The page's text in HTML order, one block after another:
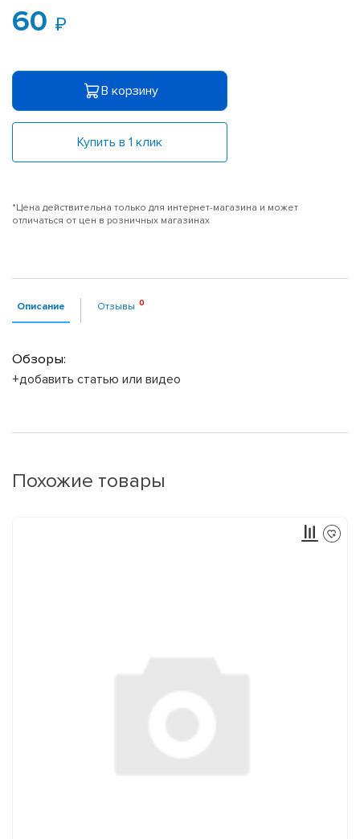
60
В корзину
Купить в 1 клик
*Цена действительна только для интернет-магазина и может
отличаться от цен в розничных магазинах
Описание Отзывы
Обзоры:
+добавить статью или видео
Похожие товары